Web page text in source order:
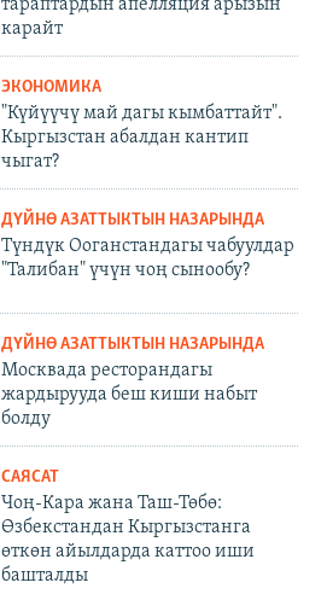
тараптардын апелляция арызын
карайт
ЭКОНОМИКА
"Күйүүчү май дагы кымбаттайт".
Кыргызстан абалдан кантип
чыгат?
ДҮЙНӨ АЗАТТЫКТЫН НАЗАРЫНДА
Түндүк Ооганстандагы чабуулдар
"Талибан" үчүн чоң сынообу?
ДҮЙНӨ АЗАТТЫКТЫН НАЗАРЫНДА
Москвада ресторандагы
жардырууда беш киши набыт
болду
САЯСАТ
Чоң-Кара жана Таш-Төбө:
Өзбекстандан Кыргызстанга
өткөн айылдарда каттоо иши
башталды